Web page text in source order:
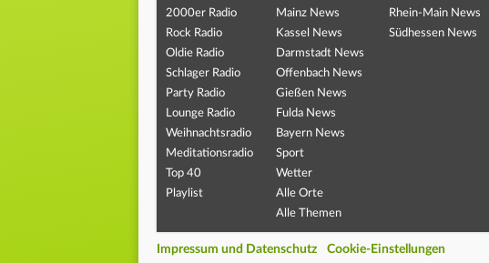
2000er Radio
Rock Radio
Oldie Radio
Schlager Radio
Party Radio
Lounge Radio
Weihnachtsradio
Meditationsradio
Top 40
Playlist
Mainz News
Kassel News
Darmstadt News
Offenbach News
Gießen News
Fulda News
Bayern News
Sport
Wetter
Alle Orte
Alle Themen
Rhein-Main News
Südhessen News
Impressum und Datenschutz Cookie-Einstellungen